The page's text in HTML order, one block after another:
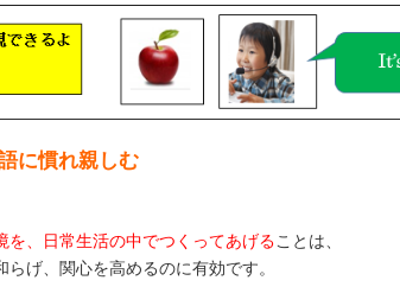
に慣れ親しむ
を、日常生活の中でつくってあげることは、
げ、関心を高めるのに有効です。